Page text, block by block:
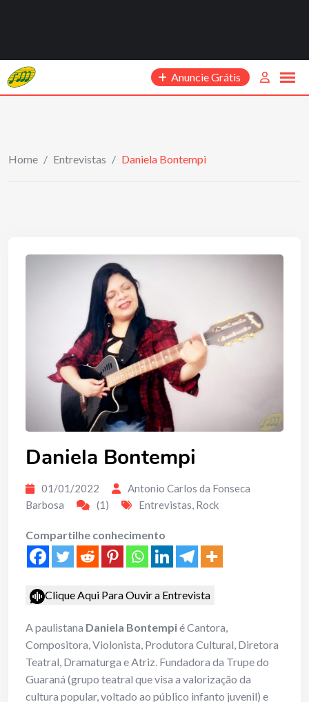
Anuncie Grátis
Home / Entrevistas / Daniela Bontempi
Daniela Bontempi
01/01/2022
Antonio Carlos da Fonseca
Barbosa
(1) Entrevistas, Rock
Compartilhe conhecimento
Clique Aqui Para Ouvir a Entrevista
A paulistana Daniela Bontempié Cantora,
Compositora, Violonista, Produtora Cultural, Diretora
Teatral, Dramaturga e Atriz. Fundadora da Trupe do
Guaraná (grupo teatral que visa a valorização da
cultura popular, voltado ao público infanto juvenil) e